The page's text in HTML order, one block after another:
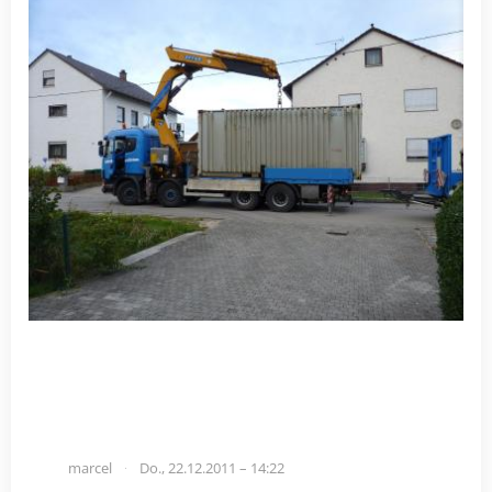
marcel Do., 22.12.2011 – 14:22